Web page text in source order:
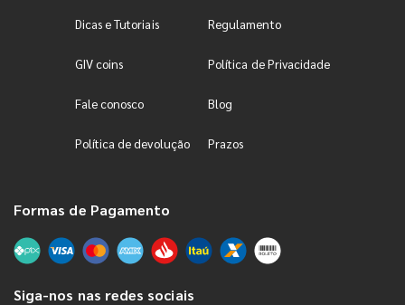
Dicas e Tutoriais Regulamento
GIV coins Política de Privacidade
Fale conosco Blog
Política de devolução Prazos
Formas de Pagamento
Siga-nos nas redes sociais